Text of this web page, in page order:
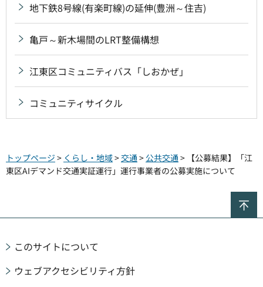
地下鉄8号線(有楽町線)の延伸(豊洲～住吉)
亀戸～新木場間のLRT整備構想
江東区コミュニティバス「しおかぜ」
コミュニティサイクル
トップページ > くらし・地域>交通> 公共交通> 【公募結果】「江
東区AIデマンド交通実証運行」運行事業者の公募実施について
このサイトについて
ウェブアクセシビリティ方針